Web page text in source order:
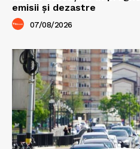
emisii și dezastre
07/08/2026